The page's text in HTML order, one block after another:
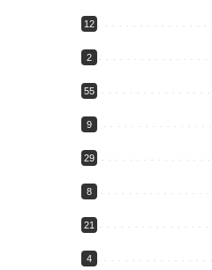
12
2
55
9
29
8
21
4